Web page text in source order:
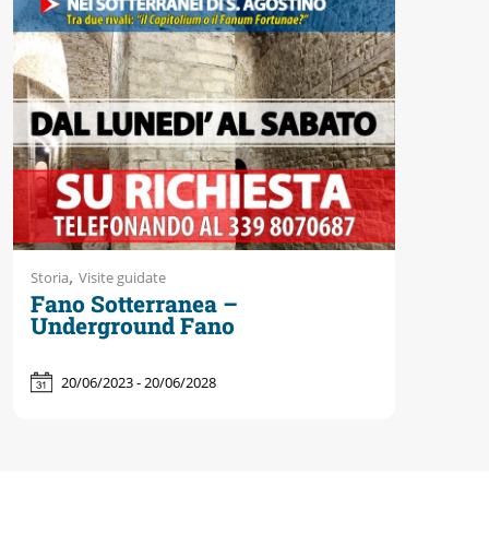
Storia, Visite guidate
Fano Sotterranea –
Underground Fano
20/06/2023 - 20/06/2028